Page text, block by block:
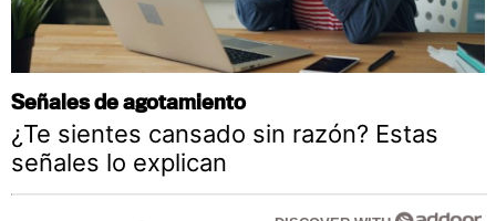
Señales de agotamiento
¿Te sientes cansado sin razón? Estas
señales lo explican